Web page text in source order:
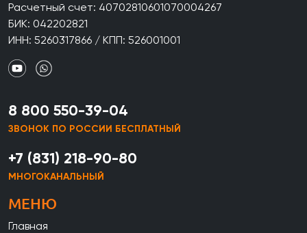
Расчетный счет: 40702810601070004267
БИК: 042202821
ИНН: 5260317866 / КПП: 526001001
8 800 550-39-04
ЗВОНОК ПО РОССИИ БЕСПЛАТНЫЙ
+7 (831) 218-90-80
МНОГОКАНАЛЬНЫЙ
МЕНЮ
Главная